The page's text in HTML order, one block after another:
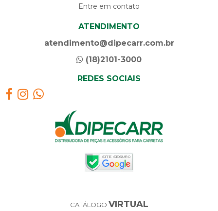
Entre em contato
ATENDIMENTO
atendimento@dipecarr.com.br
(18)2101-3000
REDES SOCIAIS
CATÁLOGO VIRTUAL